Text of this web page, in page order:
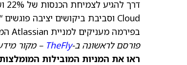
בפירמה מעניקים למניית Atlassian המלצת קנייה (Overweight) ומחיר יעד של 320 דולר
פורסם לראשונה ב-TheFly – מקור
ראו את המניות המובילות